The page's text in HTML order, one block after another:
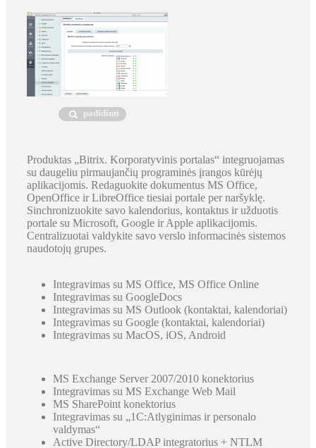
padidinti
Produktas „Bitrix. Korporatyvinis portalas“ integruojamas
su daugeliu pirmaujančių programinės įrangos kūrėjų
aplikacijomis. Redaguokite dokumentus MS Office,
OpenOffice ir LibreOffice tiesiai portale per naršyklę.
Sinchronizuokite savo kalendorius, kontaktus ir užduotis
portale su Microsoft, Google ir Apple aplikacijomis.
Centralizuotai valdykite savo verslo informacinės sistemos
naudotojų grupes.
Integravimas su MS Office, MS Office Online
Integravimas su GoogleDocs
Integravimas su MS Outlook (kontaktai, kalendoriai)
Integravimas su Google (kontaktai, kalendoriai)
Integravimas su MacOS, iOS, Android
MS Exchange Server 2007/2010 konektorius
Integravimas su MS Exchange Web Mail
MS SharePoint konektorius
Integravimas su „1С:Atlyginimas ir personalo
valdymas“
Active Directory/LDAP integratorius + NTLM